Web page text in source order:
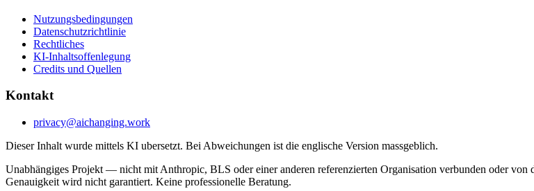
Nutzungsbedingungen
Datenschutzrichtlinie
Rechtliches
KI-Inhaltsoffenlegung
Credits und Quellen
Kontakt
privacy@aichanging.work
Dieser Inhalt wurde mittels KI ubersetzt. Bei Abweichungen ist die englische Version massgeblich.
Unabhängiges Projekt — nicht mit Anthropic, BLS oder einer anderen referenzierten Organisation verbunden oder von
Genauigkeit wird nicht garantiert. Keine professionelle Beratung.